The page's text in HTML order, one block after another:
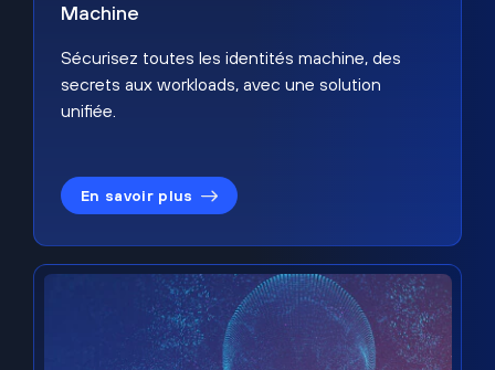
Machine
Sécurisez toutes les identités machine, des
secrets aux workloads, avec une solution
unifiée.
En savoir plus